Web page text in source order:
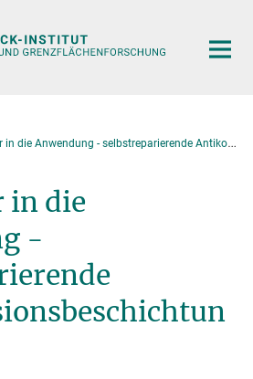
Anwendung - selbstreparierende Antikorrosionsbeschichtungen
in die
-